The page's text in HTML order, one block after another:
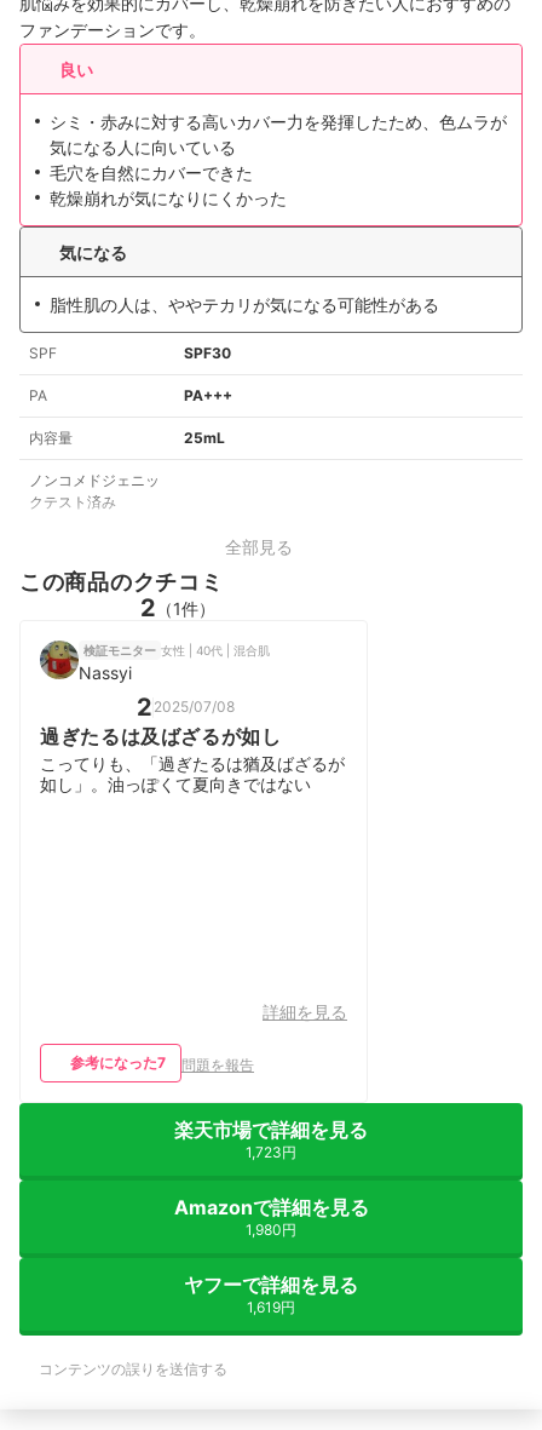
ファンデーションです。
良い
シミ・赤みに対する高いカバー力を発揮したため、色ムラが
気になる人に向いている
毛穴を自然にカバーできた
乾燥崩れが気になりにくかった
気になる
脂性肌の人は、ややテカリが気になる可能性がある
SPF SPF30
PA PA+++
内容量 25mL
ノンコメドジェニッ
クテスト済み
全部見る
この商品のクチコミ
2 （1件）
検証モニター 女性 | 40代 | 混合肌
Nassyi
2 2025/07/08
過ぎたるは及ばざるが如し
こってりも、「過ぎたるは猶及ばざるが
如し」。油っぽくて夏向きではない
詳細を見る
参考になった7 問題を報告
楽天市場で詳細を見る
1,723円
Amazonで詳細を見る
1,980円
ヤフーで詳細を見る
1,619円
コンテンツの誤りを送信する